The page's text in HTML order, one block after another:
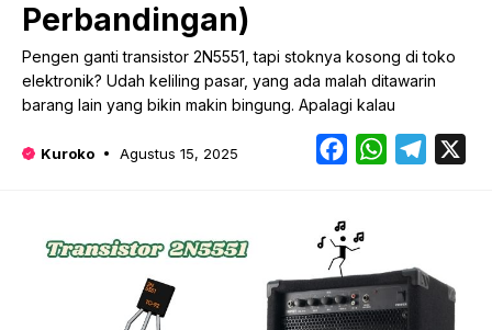
Perbandingan)
Pengen ganti transistor 2N5551, tapi stoknya kosong di toko
elektronik? Udah keliling pasar, yang ada malah ditawarin
barang lain yang bikin makin bingung. Apalagi kalau
Kuroko Agustus 15, 2025 FacebookWhatsApp